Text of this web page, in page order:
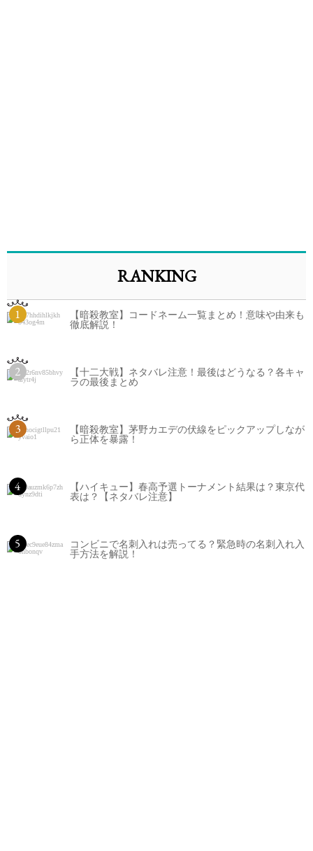
RANKING
1
【暗殺教室】コードネーム一覧まとめ！意味や由来も
徹底解説！
2
【十二大戦】ネタバレ注意！最後はどうなる？各キャ
ラの最後まとめ
3
【暗殺教室】茅野カエデの伏線をピックアップしなが
ら正体を暴露！
4
【ハイキュー】春高予選トーナメント結果は？東京代
表は？【ネタバレ注意】
5
コンビニで名刺入れは売ってる？緊急時の名刺入れ入
手方法を解説！